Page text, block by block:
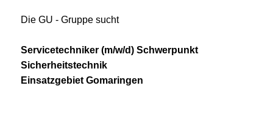
Die GU - Gruppe sucht
Servicetechniker (m/w/d) Schwerpunkt
Sicherheitstechnik
Einsatzgebiet Gomaringen